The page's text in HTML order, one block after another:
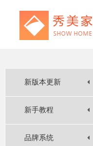
新版本更新
新手教程
品牌系统